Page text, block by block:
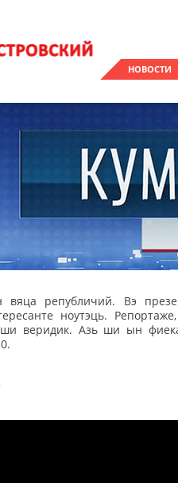
НОВОСТИ
вяца републичий. Вэ
ноутэць.
ши веридик. Азь ши ын